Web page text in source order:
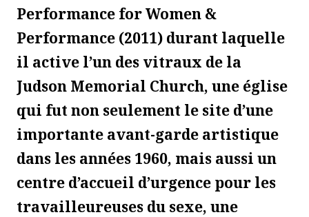
Performance for Women &
Performance (2011) durant laquelle
il active l’un des vitraux de la
Judson Memorial Church, une église
qui fut non seulement le site d’une
importante avant-garde artistique
dans les années 1960, mais aussi un
centre d’accueil d’urgence pour les
travailleureuses du sexe, une